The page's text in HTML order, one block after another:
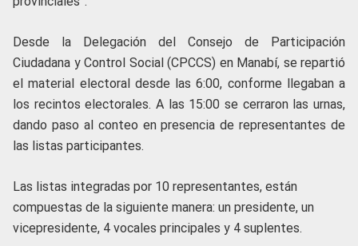
Desde la Delegación del Consejo de Participación
Ciudadana y Control Social (CPCCS) en Manabí, se repartió
el material electoral desde las 6:00, conforme llegaban a
los recintos electorales. A las 15:00 se cerraron las urnas,
dando paso al conteo en presencia de representantes de
las listas participantes.
Las listas integradas por 10 representantes, están
compuestas de la siguiente manera: un presidente, un
vicepresidente, 4 vocales principales y 4 suplentes.